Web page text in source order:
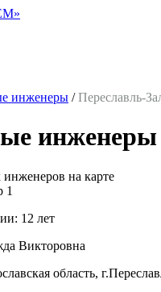
инженеры /Переславль-
инженеры
1
12 лет
Викторовна
область,